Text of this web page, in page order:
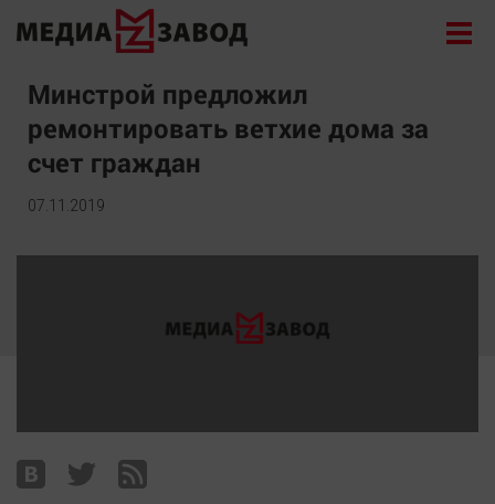
Новости
Экономика
Происшествия
Общество
Архив
Минстрой предложил
ремонтировать ветхие дома за
счет граждан
07.11.2019